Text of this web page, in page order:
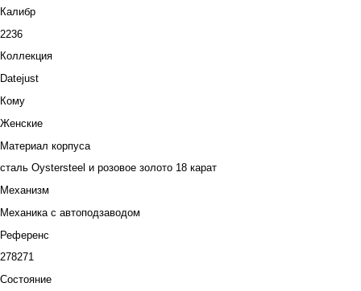
Калибр
2236
Коллекция
Datejust
Кому
Женские
Материал корпуса
сталь Oystersteel и розовое золото 18 карат
Механизм
Механика с автоподзаводом
Референс
278271
Состояние